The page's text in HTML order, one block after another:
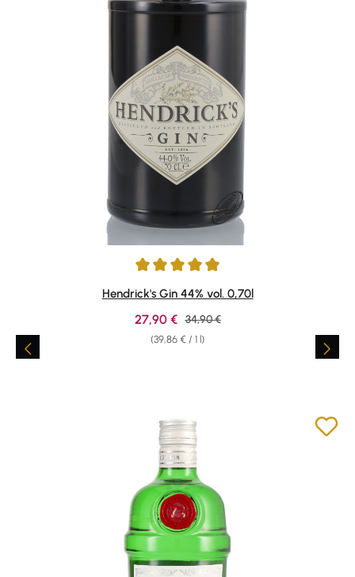
Average rating of 4.88 out of 5 stars
Hendrick's Gin 44% vol. 0,70l
(39,86 € / 1 l)
Sale price:
27,90 € Regular price:
34,90 €